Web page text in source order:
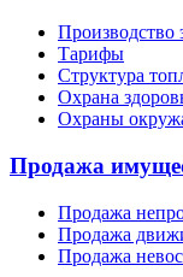
Производство
Тарифы
Структура
Охрана
Охраны
Продажа
Продажа
Продажа
Продажа